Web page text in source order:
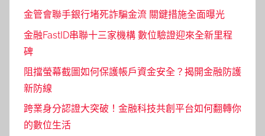
金管會聯手銀行堵死詐騙金流 關鍵措施全面曝光
金融FastID串聯十三家機構 數位驗證迎來全新里程
碑
阻擋螢幕截圖如何保護帳戶資金安全？揭開金融防護
新防線
跨業身分認證大突破！金融科技共創平台如何翻轉你
的數位生活